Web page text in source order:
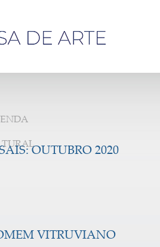
OUTUBRO 2020
VITRUVIANO